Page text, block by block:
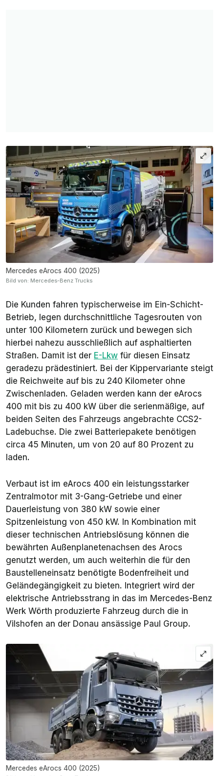
Mercedes eArocs 400 (2025)
Bild von: Mercedes-Benz Trucks
Die Kunden fahren typischerweise im Ein-Schicht-
Betrieb, legen durchschnittliche Tagesrouten von
unter 100 Kilometern zurück und bewegen sich
hierbei nahezu ausschließlich auf asphaltierten
Straßen. Damit ist der E-Lkw für diesen Einsatz
geradezu prädestiniert. Bei der Kippervariante steigt
die Reichweite auf bis zu 240 Kilometer ohne
Zwischenladen. Geladen werden kann der eArocs
400 mit bis zu 400 kW über die serienmäßige, auf
beiden Seiten des Fahrzeugs angebrachte CCS2-
Ladebuchse. Die zwei Batteriepakete benötigen
circa 45 Minuten, um von 20 auf 80 Prozent zu
laden.
Verbaut ist im eArocs 400 ein leistungsstarker
Zentralmotor mit 3-Gang-Getriebe und einer
Dauerleistung von 380 kW sowie einer
Spitzenleistung von 450 kW. In Kombination mit
dieser technischen Antriebslösung können die
bewährten Außenplanetenachsen des Arocs
genutzt werden, um auch weiterhin die für den
Baustelleneinsatz benötigte Bodenfreiheit und
Geländegängigkeit zu bieten. Integriert wird der
elektrische Antriebsstrang in das im Mercedes-Benz
Werk Wörth produzierte Fahrzeug durch die in
Vilshofen an der Donau ansässige Paul Group.
Mercedes eArocs 400 (2025)